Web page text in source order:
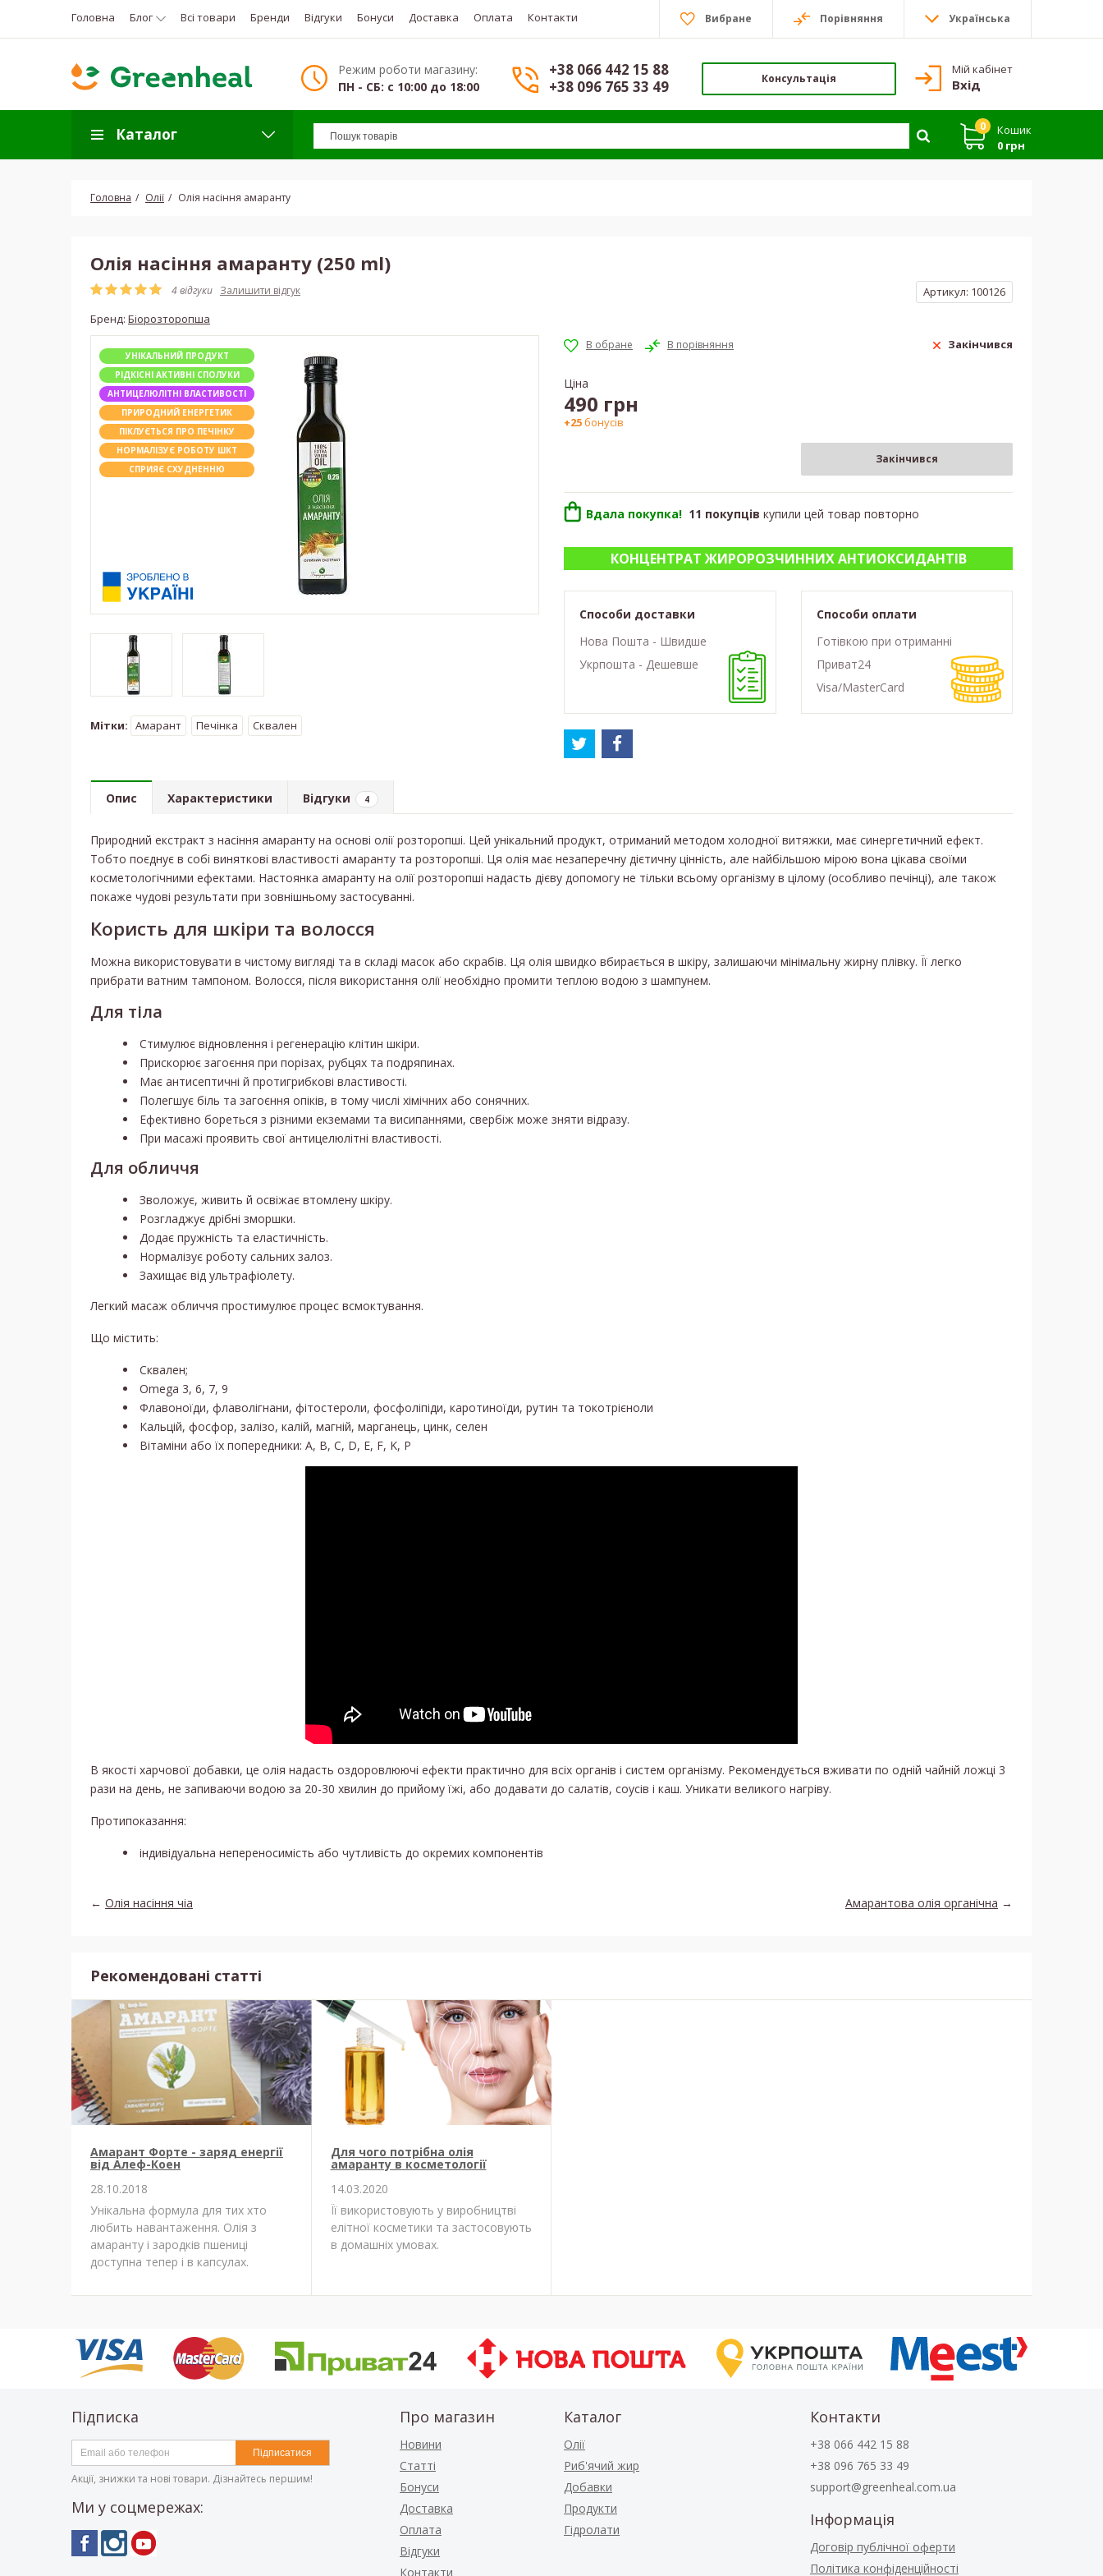
Головна Блог Всі товари Бренди Відгуки Бонуси Доставка Оплата Контакти Вибране Порівняння Українська
Мій кабінет
Вхід
Режим роботи магазину:
ПН - СБ: с 10:00 до 18:00
+38 066 442 15 88
+38 096 765 33 49
Консультація
0
Кошик
0 грн
Каталог
Головна Олії Олія насіння амаранту
Олія насіння амаранту (250 ml)
4 відгуки Залишити відгук Артикул: 100126
Бренд: Біорозторопша
УНІКАЛЬНИЙ ПРОДУКТ
РІДКІСНІ АКТИВНІ СПОЛУКИ
АНТИЦЕЛЮЛІТНІ ВЛАСТИВОСТІ
ПРИРОДНИЙ ЕНЕРГЕТИК
ПІКЛУЄТЬСЯ ПРО ПЕЧІНКУ
НОРМАЛІЗУЄ РОБОТУ ШКТ
СПРИЯЄ СХУДНЕННЮ
Мітки: Амарант Печінка Сквален
Закінчився
Ціна
490 грн
+25бонусів
Закінчився
Вдала покупка! 11 покупців купили цей товар повторно
КОНЦЕНТРАТ ЖИРОРОЗЧИННИХ АНТИОКСИДАНТІВ
Способи доставки
Нова Пошта - Швидше
Укрпошта - Дешевше
Способи оплати
Готівкою при отриманні
Приват24
Visa/MasterCard
Опис Характеристики Відгуки 4
Природний екстракт з насіння амаранту на основі олії розторопші. Цей унікальний продукт, отриманий методом холодної витяжки, має синергетичний ефект.
Тобто поєднує в собі виняткові властивості амаранту та розторопші. Ця олія має незаперечну дієтичну цінність, але найбільшою мірою вона цікава своїми
косметологічними ефектами. Настоянка амаранту на олії розторопші надасть дієву допомогу не тільки всьому організму в цілому (особливо печінці), але також
покаже чудові результати при зовнішньому застосуванні.
Користь для шкіри та волосся
Можна використовувати в чистому вигляді та в складі масок або скрабів. Ця олія швидко вбирається в шкіру, залишаючи мінімальну жирну плівку. Її легко
прибрати ватним тампоном. Волосся, після використання олії необхідно промити теплою водою з шампунем.
Для тіла
Стимулює відновлення і регенерацію клітин шкіри.
Прискорює загоєння при порізах, рубцях та подряпинах.
Має антисептичні й протигрибкові властивості.
Полегшує біль та загоєння опіків, в тому числі хімічних або сонячних.
Ефективно бореться з різними екземами та висипаннями, свербіж може зняти відразу.
При масажі проявить свої антицелюлітні властивості.
Для обличчя
Зволожує, живить й освіжає втомлену шкіру.
Розгладжує дрібні зморшки.
Додає пружність та еластичність.
Нормалізує роботу сальних залоз.
Захищає від ультрафіолету.
Легкий масаж обличчя простимулює процес всмоктування.
Що містить:
Сквален;
Оmega 3, 6, 7, 9
Флавоноїди, флаволігнани, фітостероли, фосфоліпіди, каротиноїди, рутин та токотрієноли
Кальцій, фосфор, залізо, калій, магній, марганець, цинк, селен
Вітаміни або їх попередники: A, B, С, D, E, F, K, Р
В якості харчової добавки, це олія надасть оздоровлюючі ефекти практично для всіх органів і систем організму. Рекомендується вживати по одній чайній ложці 3
рази на день, не запиваючи водою за 20-30 хвилин до прийому їжі, або додавати до салатів, соусів і каш. Уникати великого нагріву.
Протипоказання:
індивідуальна непереносимість або чутливість до окремих компонентів
← Олія насіння чіа Амарантова олія органічна →
Рекомендовані статті
Амарант Форте - заряд енергії
від Алеф-Коен
28.10.2018
Унікальна формула для тих хто
любить навантаження. Олія з
амаранту і зародків пшениці
доступна тепер і в капсулах.
Для чого потрібна олія
амаранту в косметології
14.03.2020
Її використовують у виробництві
елітної косметики та застосовують
в домашніх умовах.
Підписка
Підписатися
Акції, знижки та нові товари. Дізнайтесь першим!
Ми у соцмережах:
Про магазин
Новини
Статті
Бонуси
Доставка
Оплата
Відгуки
Контакти
Каталог
Олії
Риб'ячий жир
Добавки
Продукти
Гідролати
Контакти
+38 066 442 15 88
+38 096 765 33 49
support@greenheal.com.ua
Інформація
Договір публічної оферти
Політика конфіденційності